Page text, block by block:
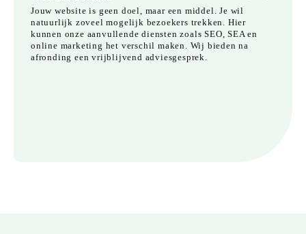
Jouw website is geen doel, maar een middel. Je wil
natuurlijk zoveel mogelijk bezoekers trekken. Hier
kunnen onze aanvullende diensten zoals SEO, SEA en
online marketing het verschil maken. Wij bieden na
afronding een vrijblijvend adviesgesprek.